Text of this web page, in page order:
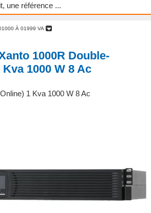
À 01999 VA
1000R Double-
1000 W 8 Ac
1 Kva 1000 W 8 Ac